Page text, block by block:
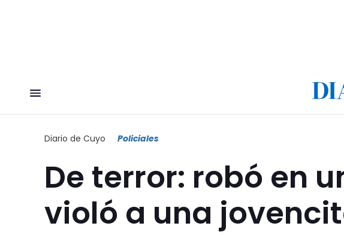
Diario de Cuyo Policiales
De terror: robó en
violó a una